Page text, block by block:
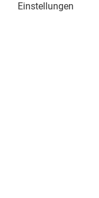
Einstellungen